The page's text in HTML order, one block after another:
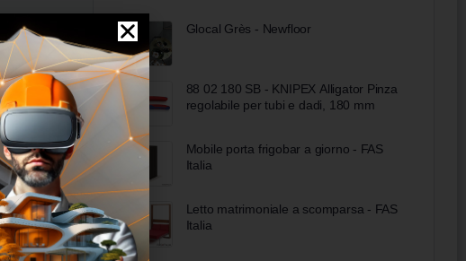
Glocal Grès - Newfloor
88 02 180 SB - KNIPEX Alligator Pinza
regolabile per tubi e dadi, 180 mm
Mobile porta frigobar a giorno - FAS
Italia
Letto matrimoniale a scomparsa - FAS
Italia